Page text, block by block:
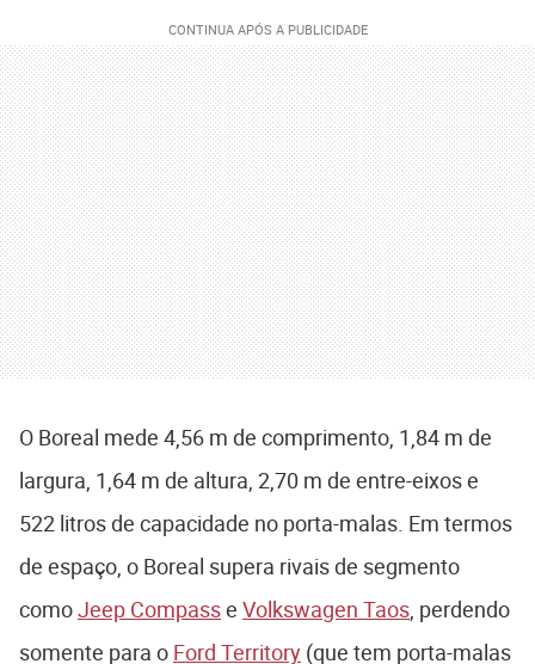
O Boreal mede 4,56 m de comprimento, 1,84 m de
largura, 1,64 m de altura, 2,70 m de entre-eixos e
522 litros de capacidade no porta-malas. Em termos
de espaço, o Boreal supera rivais de segmento
comoJeep Compasse Volkswagen Taos, perdendo
somente para o Ford Territory (que tem porta-malas